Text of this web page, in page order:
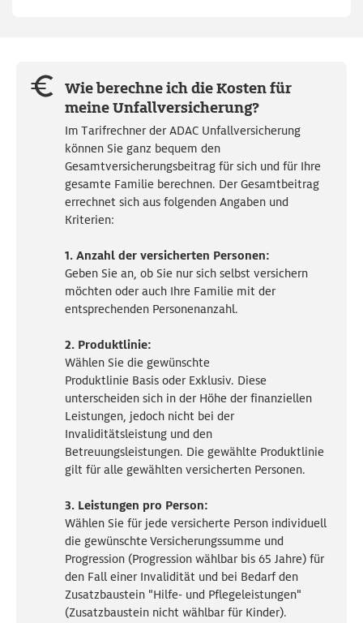
Wie berechne ich die Kosten für
meine Unfallversicherung?
Im Tarifrechner der ADAC Unfallversicherung
können Sie ganz bequem den
Gesamtversicherungsbeitrag für sich und für Ihre
gesamte Familie berechnen. Der Gesamtbeitrag
errechnet sich aus folgenden Angaben und
Kriterien:
1. Anzahl der versicherten Personen:
Geben Sie an, ob Sie nur sich selbst versichern
möchten oder auch Ihre Familie mit der
entsprechenden Personenanzahl.
2. Produktlinie:
Wählen Sie die gewünschte
Produktlinie Basis oder Exklusiv. Diese
unterscheiden sich in der Höhe der finanziellen
Leistungen, jedoch nicht bei der
Invaliditätsleistung und den
Betreuungsleistungen. Die gewählte Produktlinie
gilt für alle gewählten versicherten Personen.
3. Leistungen pro Person:
Wählen Sie für jede versicherte Person individuell
die gewünschte Versicherungssumme und
Progression (Progression wählbar bis 65 Jahre) für
den Fall einer Invalidität und bei Bedarf den
Zusatzbaustein "Hilfe- und Pflegeleistungen"
(Zusatzbaustein nicht wählbar für Kinder).